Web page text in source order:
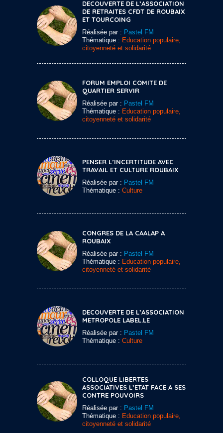
DECOUVERTE DE L’ASSOCIATION
DE RETRAITES CFDT DE ROUBAIX
ET TOURCOING
Réalisée par : Pastel FM
Thématique : Education populaire,
citoyenneté et solidarité
FORUM EMPLOI COMITE DE
QUARTIER SERVIR
Réalisée par : Pastel FM
Thématique : Education populaire,
citoyenneté et solidarité
PENSER L’INCERTITUDE AVEC
TRAVAIL ET CULTURE ROUBAIX
Réalisée par : Pastel FM
Thématique : Culture
CONGRES DE LA CAALAP A
ROUBAIX
Réalisée par : Pastel FM
Thématique : Education populaire,
citoyenneté et solidarité
DECOUVERTE DE L’ASSOCIATION
METROPOLE LABEL.LE
Réalisée par : Pastel FM
Thématique : Culture
COLLOQUE LIBERTES
ASSOCIATIVES L’ETAT FACE A SES
CONTRE POUVOIRS
Réalisée par : Pastel FM
Thématique : Education populaire,
citoyenneté et solidarité